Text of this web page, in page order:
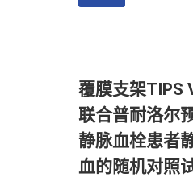
覆膜支架TIPS
联合普耐洛尔
静脉血栓患者
血的随机对照